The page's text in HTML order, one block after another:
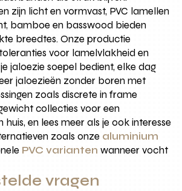
zijn licht en vormvast, PVC lamellen
bamboe en basswood bieden
breedtes. Onze productie
voor lamelvlakheid en
jaloezie soepel bedient, elke dag
jaloezieën zonder boren met
zoals discrete in frame
collecties voor een
huis, en lees meer als je ook interesse
zoals onze aluminium
PVC varianten wanneer vocht
vragen